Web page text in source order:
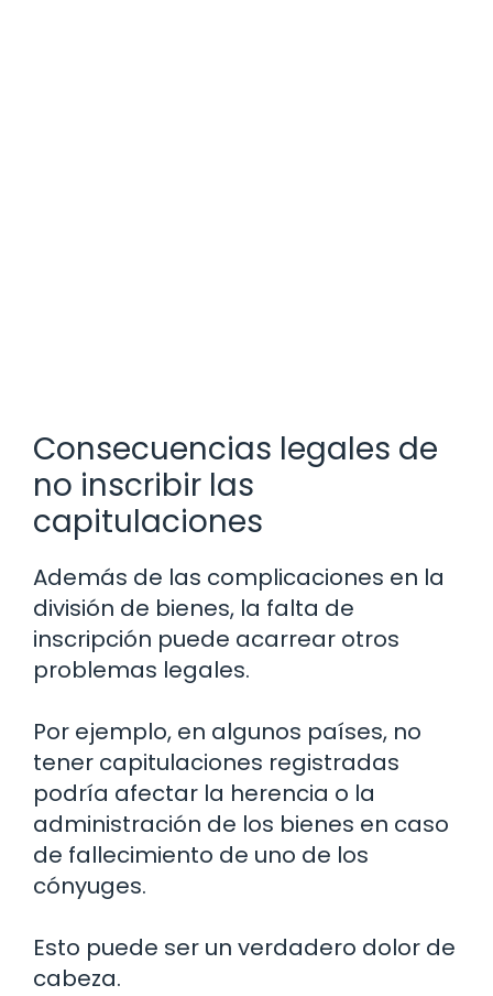
Consecuencias legales de
no inscribir las
capitulaciones
Además de las complicaciones en la
división de bienes, la falta de
inscripción puede acarrear otros
problemas legales.
Por ejemplo, en algunos países, no
tener capitulaciones registradas
podría afectar la herencia o la
administración de los bienes en caso
de fallecimiento de uno de los
cónyuges.
Esto puede ser un verdadero dolor de
cabeza.